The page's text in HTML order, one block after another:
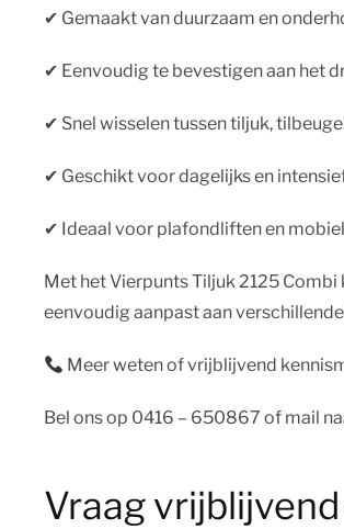
✔︎ Gemaakt van duurzaam en
✔︎ Eenvoudig te bevestigen aan het
✔︎ Snel wisselen tussen tiljuk,
✔︎ Geschikt voor dagelijks en
✔︎ Ideaal voor plafondliften en
Met het Vierpunts Tiljuk 2125
eenvoudig aanpast aan
Meer weten of vrijblijvend
Bel ons op 0416 – 650867 of mail
Vraag